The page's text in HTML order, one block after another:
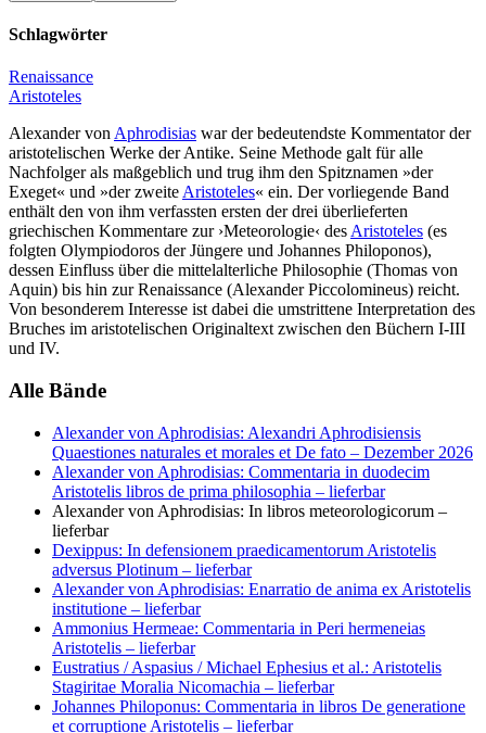
Schlagwörter
Renaissance
Aristoteles
Alexander von Aphrodisias war der bedeutendste Kommentator der
aristotelischen Werke der Antike. Seine Methode galt für alle
Nachfolger als maßgeblich und trug ihm den Spitznamen »der
Exeget« und »der zweite Aristoteles« ein. Der vorliegende Band
enthält den von ihm verfassten ersten der drei überlieferten
griechischen Kommentare zur ›Meteorologie‹ des Aristoteles (es
folgten Olympiodoros der Jüngere und Johannes Philoponos),
dessen Einfluss über die mittelalterliche Philosophie (Thomas von
Aquin) bis hin zur Renaissance (Alexander Piccolomineus) reicht.
Von besonderem Interesse ist dabei die umstrittene Interpretation des
Bruches im aristotelischen Originaltext zwischen den Büchern I-III
und IV.
Alle Bände
Alexander von Aphrodisias: Alexandri Aphrodisiensis
Quaestiones naturales et morales et De fato – Dezember 2026
Alexander von Aphrodisias: Commentaria in duodecim
Aristotelis libros de prima philosophia – lieferbar
Alexander von Aphrodisias: In libros meteorologicorum –
lieferbar
Dexippus: In defensionem praedicamentorum Aristotelis
adversus Plotinum – lieferbar
Alexander von Aphrodisias: Enarratio de anima ex Aristotelis
institutione – lieferbar
Ammonius Hermeae: Commentaria in Peri hermeneias
Aristotelis – lieferbar
Eustratius / Aspasius / Michael Ephesius et al.: Aristotelis
Stagiritae Moralia Nicomachia – lieferbar
Johannes Philoponus: Commentaria in libros De generatione
et corruptione Aristotelis – lieferbar